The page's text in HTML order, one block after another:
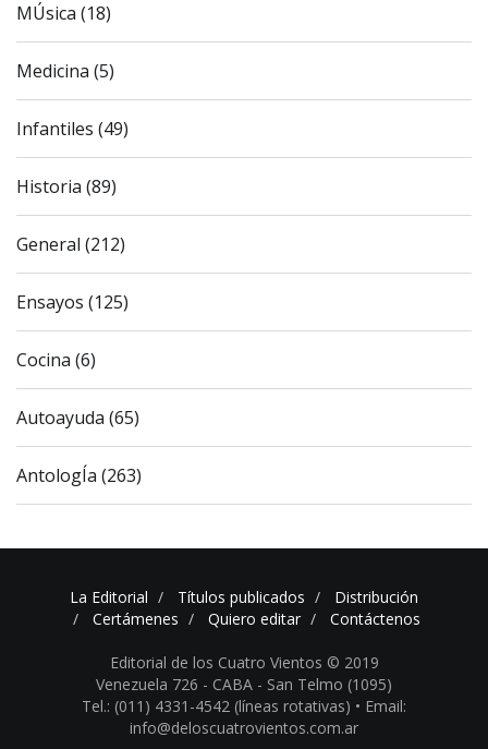
MÚsica (18)
Medicina (5)
Infantiles (49)
Historia (89)
General (212)
Ensayos (125)
Cocina (6)
Autoayuda (65)
AntologÍa (263)
La Editorial Títulos publicados
Distribución
Certámenes
Quiero editar Contáctenos
Editorial de los Cuatro Vientos © 2019
Venezuela 726 - CABA - San Telmo (1095)
Tel.: (011) 4331-4542 (líneas rotativas) • Email:
info@deloscuatrovientos.com.ar